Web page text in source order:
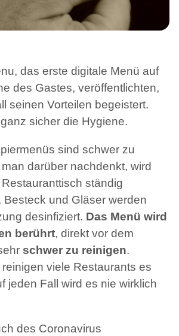
das erste digitale Menü auf
des Gastes, veröffentlichten,
seinen Vorteilen begeistert.
sicher die Hygiene.
sind schwer zu
darüber nachdenkt, wird
ständig
Besteck und Gläser werden
desinfiziert. Das Menü wird
berührt, direkt vor dem
schwer zu reinigen.
viele Restaurants es
jeden Fall wird es nie wirklich
des Coronavirus